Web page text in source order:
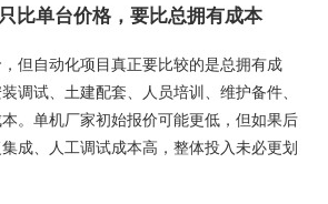
比单台价格，要比总拥有成本
但自动化项目真正要比较的是总拥有成
调试、土建配套、人员培训、维护备件、
。单机厂家初始报价可能更低，但如果后
成、人工调试成本高，整体投入未必更划